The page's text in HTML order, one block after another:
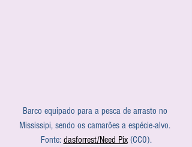
Barco equipado para a pesca de arrasto no
Mississipi, sendo os camarões a espécie-alvo.
Fonte: dasforrest/Need Pix (CC0).